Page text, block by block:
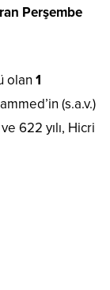
Perşembe
olan 1
(s.a.v.)
622 yılı, Hicri